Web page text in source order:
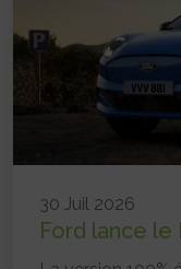
30 Juil 2026
Ford lance le